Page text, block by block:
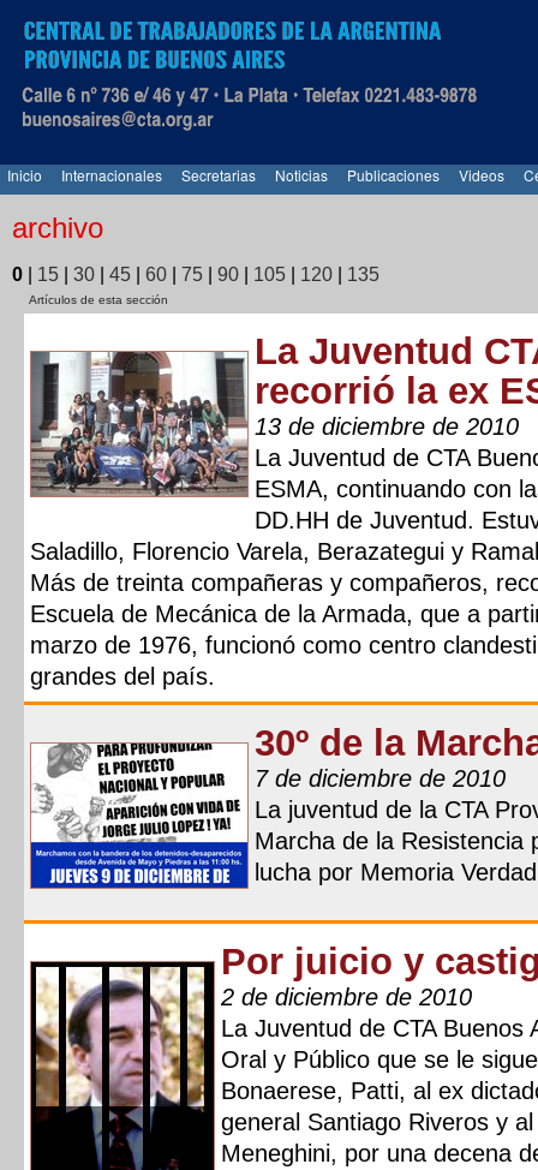
Inicio Internacionales Secretarias Noticias Publicaciones Videos
archivo
0 15 30 45 60 75 90 105 120 135
Artículos de esta sección
La Juventud
recorrió la ex
13 de diciembre de 2010
La Juventud de CTA
ESMA, continuando con
DD.HH de Juventud.
Saladillo, Florencio Varela, Berazategui y
Más de treinta compañeras y compañeros,
Escuela de Mecánica de la Armada, que a
marzo de 1976, funcionó como centro
grandes del país.
30º de la
7 de diciembre de 2010
La juventud de la CTA
Marcha de la Resistencia
lucha por Memoria
Por juicio y
2 de diciembre de 2010
La Juventud de CTA
Oral y Público que se le
Bonaerese, Patti, al ex
general Santiago Riveros y
Meneghini, por una decena